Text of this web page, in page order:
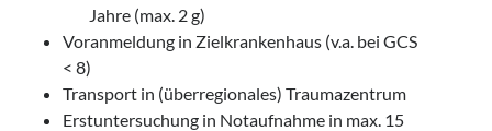
Jahre (max. 2 g)
Voranmeldung in Zielkrankenhaus (v.a. bei GCS
< 8)
Transport in (überregionales) Traumazentrum
Erstuntersuchung in Notaufnahme in max. 15